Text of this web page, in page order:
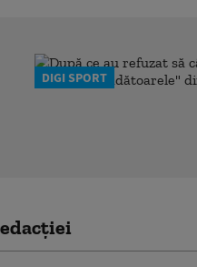
DIGI SPORT